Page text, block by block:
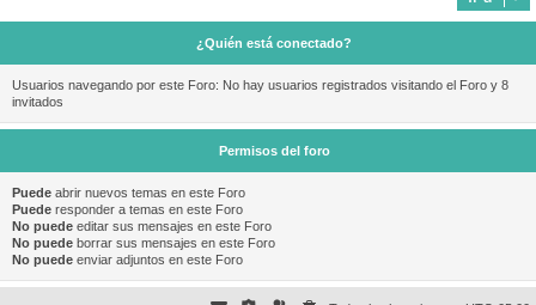
¿Quién está conectado?
Usuarios navegando por este Foro: No hay usuarios registrados visitando el Foro y 8
invitados
Permisos del foro
Puede abrir nuevos temas en este Foro
Puede responder a temas en este Foro
No puede editar sus mensajes en este Foro
No puede borrar sus mensajes en este Foro
No puede enviar adjuntos en este Foro